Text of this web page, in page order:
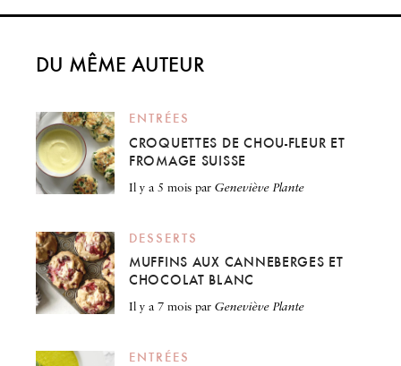
DU MÊME AUTEUR
ENTRÉES
CROQUETTES DE CHOU-FLEUR ET
FROMAGE SUISSE
il y a 5 mois par Geneviève Plante
DESSERTS
MUFFINS AUX CANNEBERGES ET
CHOCOLAT BLANC
il y a 7 mois par Geneviève Plante
ENTRÉES